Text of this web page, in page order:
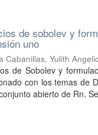
de sobolev y
uno
Cabanillas, Yulith
de Sobolev y
con los temas de
abierto de Rn.